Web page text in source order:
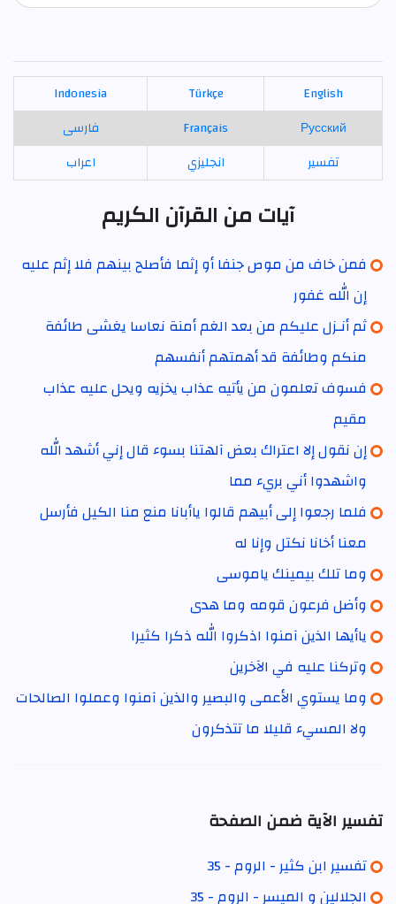
English
Türkçe
Indonesia
Русский
Français
فارسی
تفسير
انجليزي اعراب
آيات من القرآن الكريم
فمن خاف من موص جنفا أو إثما فأصلح بينهم فلا إثم عليه
إن الله غفور
ثم أنـزل عليكم من بعد الغم أمنة نعاسا يغشى طائفة
منكم وطائفة قد أهمتهم أنفسهم
فسوف تعلمون من يأتيه عذاب يخزيه ويحل عليه عذاب
مقيم
إن نقول إلا اعتراك بعض آلهتنا بسوء قال إني أشهد الله
واشهدوا أني بريء مما
فلما رجعوا إلى أبيهم قالوا ياأبانا منع منا الكيل فأرسل
معنا أخانا نكتل وإنا له
وما تلك بيمينك ياموسى
وأضل فرعون قومه وما هدى
ياأيها الذين آمنوا اذكروا الله ذكرا كثيرا
وتركنا عليه في الآخرين
وما يستوي الأعمى والبصير والذين آمنوا وعملوا الصالحات
ولا المسيء قليلا ما تتذكرون
تفسير الآية ضمن الصفحة
تفسير ابن كثير - الروم - 35
الجلالين و الميسر - الروم - 35